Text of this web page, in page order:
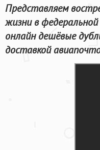
Представляем
жизни в
онлайн дешёвые
доставкой